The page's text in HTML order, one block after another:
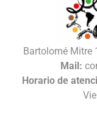
Bartolomé Mitre
Mail:
Horario de